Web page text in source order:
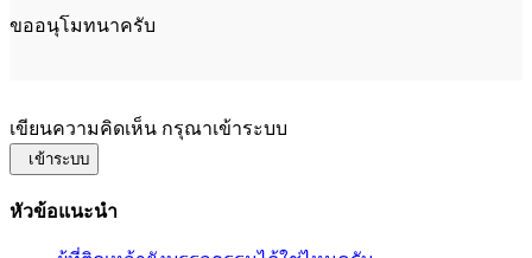
ขออนุโมทนาครับ
เขียนความคิดเห็น กรุณาเข้าระบบ
เข้าระบบ
หัวข้อแนะนำ